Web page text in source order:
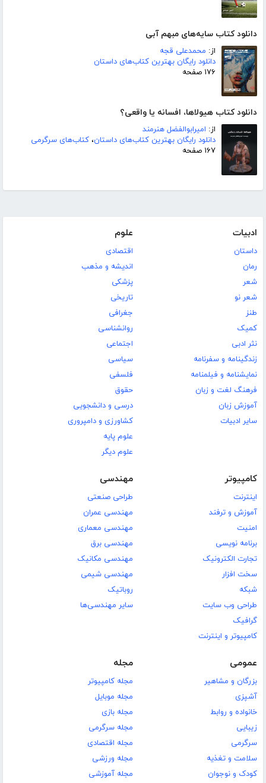
دانلود کتاب سایه‌های مبهم آبی
از: محمدعلی قجه
دانلود رایگان بهترین کتاب‌های داستان
۱۷۶ صفحه
دانلود کتاب هیولاها، افسانه یا واقعی؟
از: امیرابوالفضل هنرمند
دانلود رایگان بهترین کتاب‌های داستان، کتاب‌های سرگرمی
۱۶۷ صفحه
ادبیات
داستان
رمان
شعر
شعر نو
طنز
کمیک
نثر ادبی
زندگینامه و سفرنامه
نمایشنامه و فیلمنامه
فرهنگ لغت و زبان
آموزش زبان
سایر ادبیات
علوم
اقتصادی
اندیشه و مذهب
پزشکی
تاریخی
جغرافی
روانشناسی
اجتماعی
سیاسی
فلسفی
حقوق
درسی و دانشجویی
کشاورزی و دامپروری
علوم پایه
علوم دیگر
کامپیوتر
اینترنت
آموزش و ترفند
امنیت
برنامه نویسی
تجارت الکترونیک
سخت افزار
شبکه
طراحی وب سایت
گرافیک
کامپیوتر و اینترنت
مهندسی
طراحی صنعتی
مهندسی عمران
مهندسی معماری
مهندسی برق
مهندسی مکانیک
مهندسی شیمی
روباتیک
سایر مهندسی‌ها
عمومی
بزرگان و مشاهیر
آشپزی
خانواده و روابط
زیبایی
سرگرمی
سلامت و تغذیه
کودک و نوجوان
مجله
مجله کامپیوتر
مجله موبایل
مجله بازی
مجله سرگرمی
مجله اقتصادی
مجله ورزشی
مجله آموزشی